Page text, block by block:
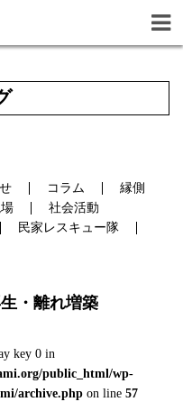
コラム
縁側
社会活動
民家レスキュー隊
・離れ増築
key 0 in
public_html/wp-
archive.phpon line 57